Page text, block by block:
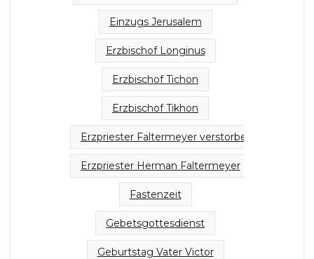
Einzugs Jerusalem
Erzbischof Longinus
Erzbischof Tichon
Erzbischof Tikhon
Erzpriester Faltermeyer verstorben
Erzpriester Herman Faltermeyer
Fastenzeit
Gebetsgottesdienst
Geburtstag Vater Victor